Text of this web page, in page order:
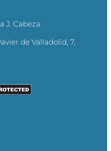
J. Cabeza
de Valladolid, 7,